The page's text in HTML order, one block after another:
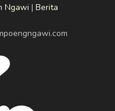
Ngawi | Berita